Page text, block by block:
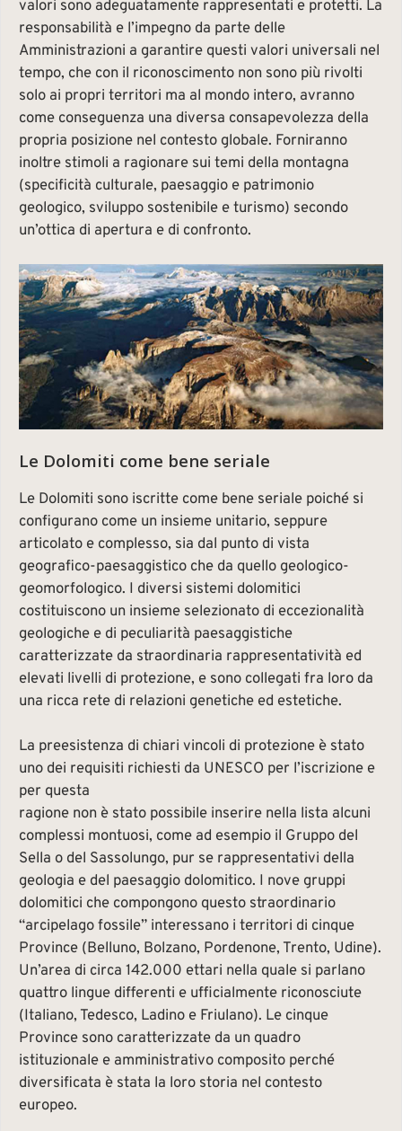
valori sono adeguatamente rappresentati e protetti. La
responsabilità e l’impegno da parte delle
Amministrazioni a garantire questi valori universali nel
tempo, che con il riconoscimento non sono più rivolti
solo ai propri territori ma al mondo intero, avranno
come conseguenza una diversa consapevolezza della
propria posizione nel contesto globale. Forniranno
inoltre stimoli a ragionare sui temi della montagna
(specificità culturale, paesaggio e patrimonio
geologico, sviluppo sostenibile e turismo) secondo
un’ottica di apertura e di confronto.
Le Dolomiti come bene seriale
Le Dolomiti sono iscritte come bene seriale poiché si
configurano come un insieme unitario, seppure
articolato e complesso, sia dal punto di vista
geografico-paesaggistico che da quello geologico-
geomorfologico. I diversi sistemi dolomitici
costituiscono un insieme selezionato di eccezionalità
geologiche e di peculiarità paesaggistiche
caratterizzate da straordinaria rappresentatività ed
elevati livelli di protezione, e sono collegati fra loro da
una ricca rete di relazioni genetiche ed estetiche.
La preesistenza di chiari vincoli di protezione è stato
uno dei requisiti richiesti da UNESCO per l’iscrizione e
per questa
ragione non è stato possibile inserire nella lista alcuni
complessi montuosi, come ad esempio il Gruppo del
Sella o del Sassolungo, pur se rappresentativi della
geologia e del paesaggio dolomitico. I nove gruppi
dolomitici che compongono questo straordinario
“arcipelago fossile” interessano i territori di cinque
Province (Belluno, Bolzano, Pordenone, Trento, Udine).
Un’area di circa 142.000 ettari nella quale si parlano
quattro lingue differenti e ufficialmente riconosciute
(Italiano, Tedesco, Ladino e Friulano). Le cinque
Province sono caratterizzate da un quadro
istituzionale e amministrativo composito perché
diversificata è stata la loro storia nel contesto
europeo.